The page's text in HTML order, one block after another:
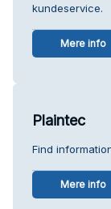
kundeservice.
Mere info
Plaintec
Find
Mere info